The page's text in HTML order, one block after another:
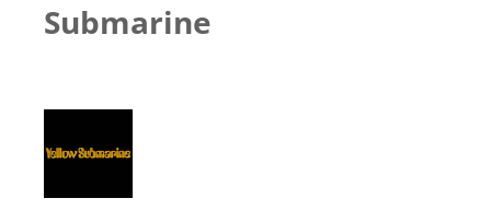
Submarine